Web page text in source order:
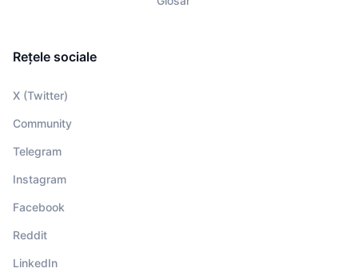
Rețele sociale
X (Twitter)
Community
Telegram
Instagram
Facebook
Reddit
LinkedIn